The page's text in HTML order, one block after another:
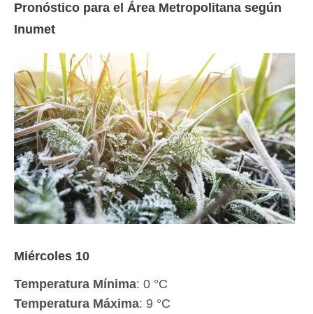
Pronóstico para el Área Metropolitana según
Inumet
Miércoles 10
Temperatura Mínima: 0 °C
Temperatura Máxima: 9 °C